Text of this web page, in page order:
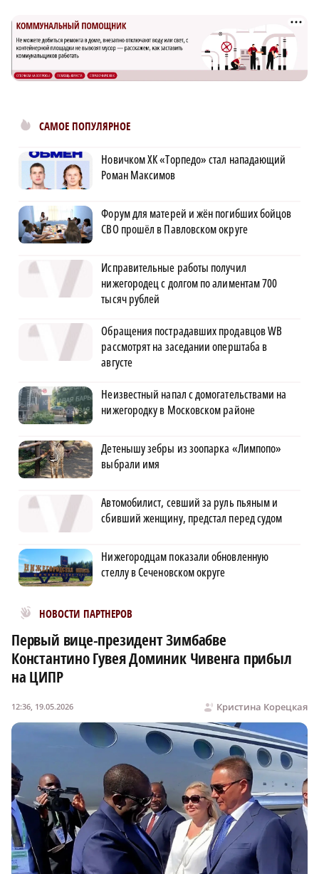
САМОЕ ПОПУЛЯРНОЕ
Новичком ХК «Торпедо» стал нападающий
Роман Максимов
Форум для матерей и жён погибших бойцов
СВО прошёл в Павловском округе
Исправительные работы получил
нижегородец с долгом по алиментам 700
тысяч рублей
Обращения пострадавших продавцов WB
рассмотрят на заседании оперштаба в
августе
Неизвестный напал с домогательствами на
нижегородку в Московском районе
Детенышу зебры из зоопарка «Лимпопо»
выбрали имя
Автомобилист, севший за руль пьяным и
сбивший женщину, предстал перед судом
Нижегородцам показали обновленную
стеллу в Сеченовском округе
НОВОСТИ ПАРТНЕРОВ
Новости МирТесен
Первый вице-президент Зимбабве
Константино Гувея Доминик Чивенга прибыл
на ЦИПР
Кристина Корецкая
12:36, 19.05.2026